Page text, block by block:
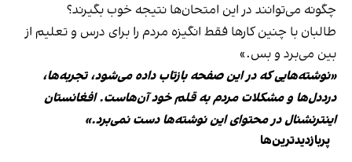
چگونه می‌توانند در این امتحان‌ها نتیجه خوب بگیرند؟
طالبان با چنین کارها فقط انگیزه مردم را برای درس و تعلیم از
بین می‌برد و بس.»
«نوشته‌هایی که در این صفحه بازتاب داده می‌شود، تجربه‌ها،
درددل‌ها و مشکلات مردم به قلم خود آن‌هاست. افغانستان
اینترنشنال در محتوای این نوشته‌ها دست نمی‌برد.»
پربازدیدترین‌ها